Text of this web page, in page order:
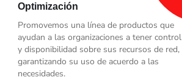
Optimización
Promovemos una línea de productos que
ayudan a las organizaciones a tener control
y disponibilidad sobre sus recursos de red,
garantizando su uso de acuerdo a las
necesidades.